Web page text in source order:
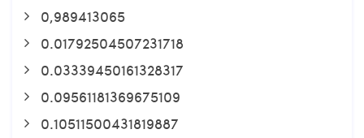
0,989413065
0.01792504507231718
0.03339450161328317
0.09561181369675109
0.10511500431819887